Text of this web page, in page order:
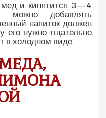
мед и кипятится 3—4
добавлять
напиток должен
его нужно тщательно
в холодном виде.